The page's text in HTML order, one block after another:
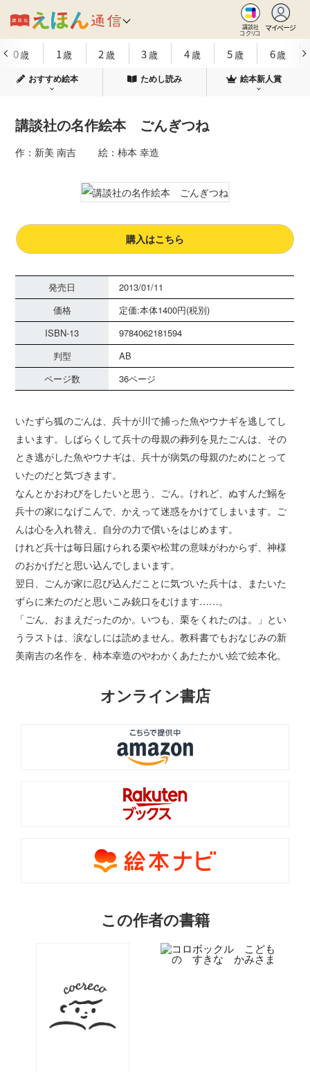
講談社
コクリコ
マイページ
0歳 1歳 2 歳 3歳 4歳 5歳 6歳
おすすめ絵本 ためし読み 絵本新人賞
講談社の名作絵本 ごんぎつね
作：新美 南吉 絵：柿本 幸造
購入はこちら
発売日
2013/01/11
価格
定価:本体1400円(税別)
ISBN-13
9784062181594
判型
AB
ページ数
36ページ
いたずら狐のごんは、兵十が川で捕った魚やウナギを逃してし
まいます。しばらくして兵十の母親の葬列を見たごんは、その
とき逃がした魚やウナギは、兵十が病気の母親のためにとって
いたのだと気づきます。
なんとかおわびをしたいと思う、ごん。けれど、ぬすんだ鰯を
兵十の家になげこんで、かえって迷惑をかけてしまいます。ご
んは心を入れ替え、自分の力で償いをはじめます。
けれど兵十は毎日届けられる栗や松茸の意味がわからず、神様
のおかげだと思い込んでしまいます。
翌日、ごんが家に忍び込んだことに気づいた兵十は、またいた
ずらに来たのだと思いこみ銃口をむけます……。
「ごん、おまえだったのか。いつも、栗をくれたのは。」とい
うラストは、涙なしには読めません。教科書でもおなじみの新
美南吉の名作を、柿本幸造のやわかくあたたかい絵で絵本化。
オンライン書店
この作者の書籍